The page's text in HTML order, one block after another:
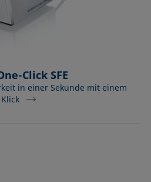
Click SFE
in einer Sekunde mit einem
Klick